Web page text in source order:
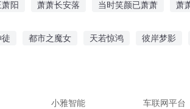
阳 萧萧长安落 当时笑颜已萧萧 萧
都市之魔女 天若惊鸿 彼岸梦影
小雅智能
车联网平台